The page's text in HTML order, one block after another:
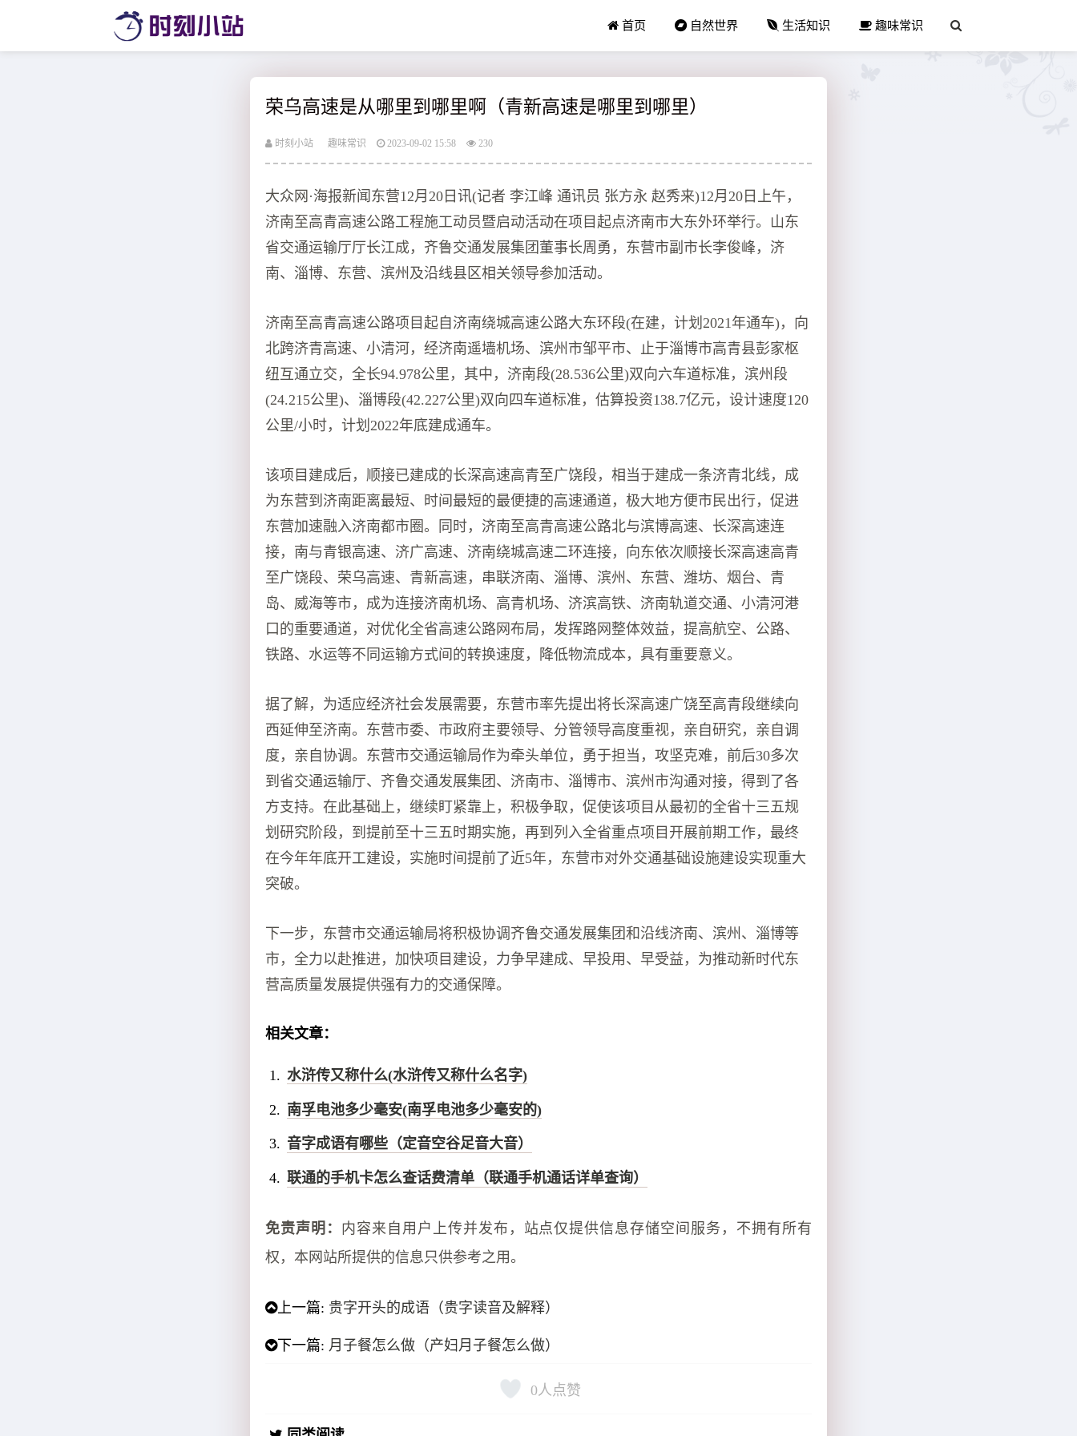
首页 自然世界 生活知识 趣味常识
荣乌高速是从哪里到哪里啊（青新高速是哪里到哪里）
时刻小站 趣味常识 2023-09-02 15:58 230
大众网·海报新闻东营12月20日讯(记者 李江峰 通讯员 张方永 赵秀来)12月20日上午，
济南至高青高速公路工程施工动员暨启动活动在项目起点济南市大东外环举行。山东
省交通运输厅厅长江成，齐鲁交通发展集团董事长周勇，东营市副市长李俊峰，济
南、淄博、东营、滨州及沿线县区相关领导参加活动。
济南至高青高速公路项目起自济南绕城高速公路大东环段(在建，计划2021年通车)，向
北跨济青高速、小清河，经济南遥墙机场、滨州市邹平市、止于淄博市高青县彭家枢
纽互通立交，全长94.978公里，其中，济南段(28.536公里)双向六车道标准，滨州段
(24.215公里)、淄博段(42.227公里)双向四车道标准，估算投资138.7亿元，设计速度120
公里/小时，计划2022年底建成通车。
该项目建成后，顺接已建成的长深高速高青至广饶段，相当于建成一条济青北线，成
为东营到济南距离最短、时间最短的最便捷的高速通道，极大地方便市民出行，促进
东营加速融入济南都市圈。同时，济南至高青高速公路北与滨博高速、长深高速连
接，南与青银高速、济广高速、济南绕城高速二环连接，向东依次顺接长深高速高青
至广饶段、荣乌高速、青新高速，串联济南、淄博、滨州、东营、潍坊、烟台、青
岛、威海等市，成为连接济南机场、高青机场、济滨高铁、济南轨道交通、小清河港
口的重要通道，对优化全省高速公路网布局，发挥路网整体效益，提高航空、公路、
铁路、水运等不同运输方式间的转换速度，降低物流成本，具有重要意义。
据了解，为适应经济社会发展需要，东营市率先提出将长深高速广饶至高青段继续向
西延伸至济南。东营市委、市政府主要领导、分管领导高度重视，亲自研究，亲自调
度，亲自协调。东营市交通运输局作为牵头单位，勇于担当，攻坚克难，前后30多次
到省交通运输厅、齐鲁交通发展集团、济南市、淄博市、滨州市沟通对接，得到了各
方支持。在此基础上，继续盯紧靠上，积极争取，促使该项目从最初的全省十三五规
划研究阶段，到提前至十三五时期实施，再到列入全省重点项目开展前期工作，最终
在今年年底开工建设，实施时间提前了近5年，东营市对外交通基础设施建设实现重大
突破。
下一步，东营市交通运输局将积极协调齐鲁交通发展集团和沿线济南、滨州、淄博等
市，全力以赴推进，加快项目建设，力争早建成、早投用、早受益，为推动新时代东
营高质量发展提供强有力的交通保障。
相关文章：
水浒传又称什么(水浒传又称什么名字)
南孚电池多少毫安(南孚电池多少毫安的)
音字成语有哪些（定音空谷足音大音）
联通的手机卡怎么查话费清单（联通手机通话详单查询）
免责声明： 内容来自用户上传并发布，站点仅提供信息存储空间服务，不拥有所有
权，本网站所提供的信息只供参考之用。
上一篇: 贵字开头的成语（贵字读音及解释）
下一篇: 月子餐怎么做（产妇月子餐怎么做）
0人点赞